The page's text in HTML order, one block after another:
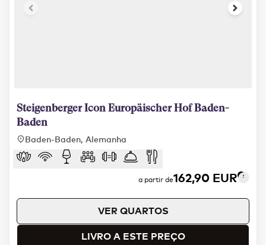
Steigenberger Icon Europäischer Hof Baden-
Baden
Baden-Baden, Alemanha
a partir de162,90 EUR
VER QUARTOS
LIVRO A ESTE PREÇO